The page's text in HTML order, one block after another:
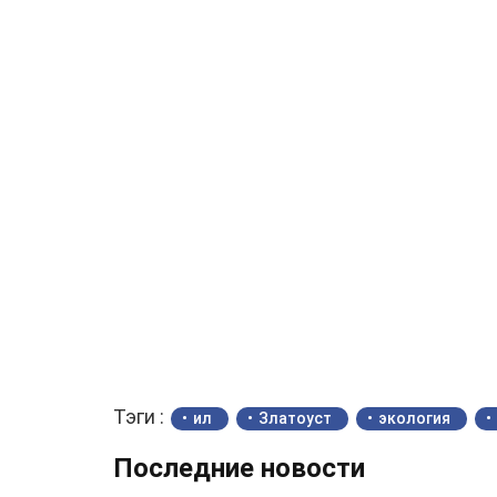
Тэги : ил Златоуст экология
Последние новости